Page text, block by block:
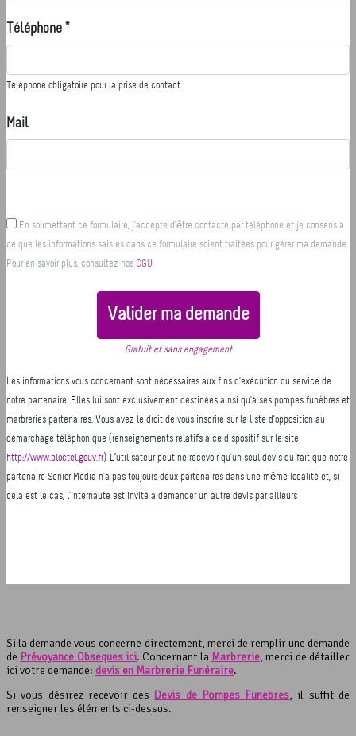
Si la demande vous concerne directement, merci de remplir une demande
de Prévoyance Obsèques ici. Concernant la Marbrerie, merci de détailler
ici votre demande: devis en Marbrerie Funéraire.
Si vous désirez recevoir des Devis de Pompes Funèbres, il suffit de
renseigner les éléments ci-dessus.